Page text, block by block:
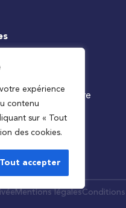
expérience
contenu
sur « Tout
des cookies.
Tout accepter
de l’agriculture
Mentions légalesConditions